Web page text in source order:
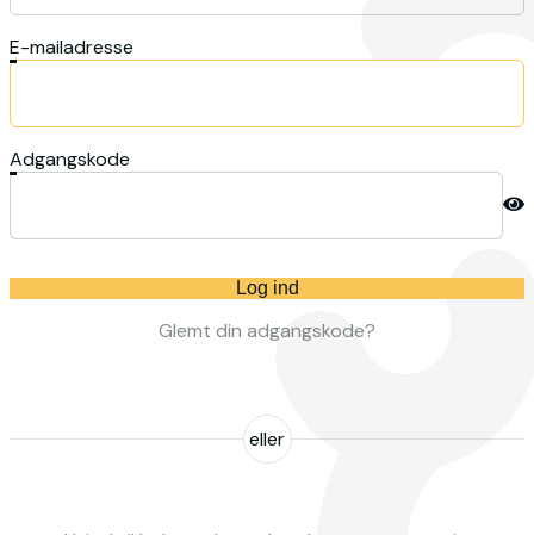
E-mailadresse
Adgangskode
Log ind
Glemt din adgangskode?
eller